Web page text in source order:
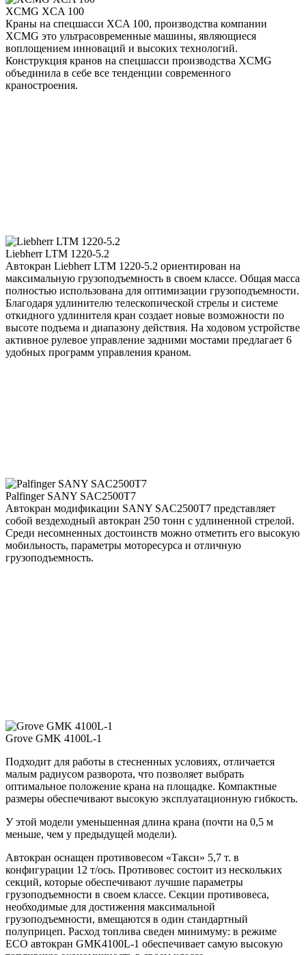
XCMG XCA 100
Краны на спецшасси XCA 100, производства компании
XCMG это ультрасовременные машины, являющиеся
воплощением инноваций и высоких технологий.
Конструкция кранов на спецшасси производства XCMG
объединила в себе все тенденции современного
краностроения.
Liebherr LTM 1220-5.2
Автокран Liebherr LTM 1220-5.2 ориентирован на
максимальную грузоподъемность в своем классе. Общая масса
полностью использована для оптимизации грузоподъемности.
Благодаря удлинителю телескопической стрелы и системе
откидного удлинителя кран создает новые возможности по
высоте подъема и диапазону действия. На ходовом устройстве
активное рулевое управление задними мостами предлагает 6
удобных программ управления краном.
Palfinger SANY SAC2500T7
Автокран модификации SANY SAC2500T7 представляет
собой вездеходный автокран 250 тонн с удлиненной стрелой.
Среди несомненных достоинств можно отметить его высокую
мобильность, параметры моторесурса и отличную
грузоподъемность.
Grove GMK 4100L-1
Подходит для работы в стесненных условиях, отличается
малым радиусом разворота, что позволяет выбрать
оптимальное положение крана на площадке. Компактные
размеры обеспечивают высокую эксплуатационную гибкость.
У этой модели уменьшенная длина крана (почти на 0,5 м
меньше, чем у предыдущей модели).
Автокран оснащен противовесом «Такси» 5,7 т. в
конфигурации 12 т/ось. Противовес состоит из нескольких
секций, которые обеспечивают лучшие параметры
грузоподъемности в своем классе. Секции противовеса,
необходимые для достижения максимальной
грузоподъемности, вмещаются в один стандартный
полуприцеп. Расход топлива сведен минимуму: в режиме
ECO автокран GMK4100L-1 обеспечивает самую высокую